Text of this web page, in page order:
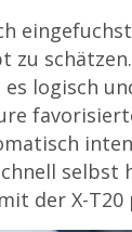
zu
logisch
selbst
der X-